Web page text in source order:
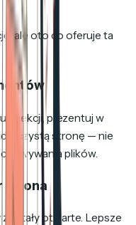
ale oto co oferuje ta
sekcji, prezentuj w
czystą stronę — nie
plików.
strona
otwarte. Lepsze